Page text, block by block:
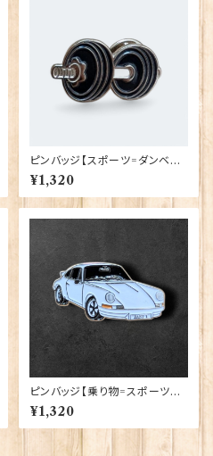
ピンバッジ【スポーツ=ダンベル】
Cadogan 90040-XJKB17-2
0
¥1,320
ピンバッジ【乗り物=スポーツカ
ーW】Cadogan 90040-XJK
B11-56
¥1,320